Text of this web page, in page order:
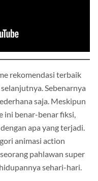
rekomendasi terbaik
Sebenarnya
saja. Meskipun
ini benar-benar fiksi,
apa yang terjadi.
animasi action
pahlawan super
sehari-hari.